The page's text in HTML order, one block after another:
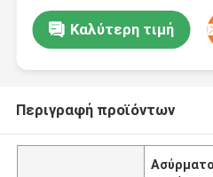
Καλύτερη τιμή
Περιγραφή προϊόντων